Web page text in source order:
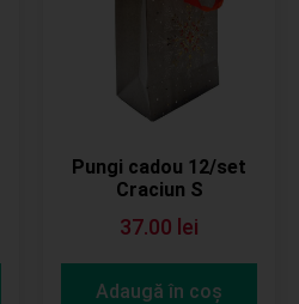
Pungi cadou 12/set
Craciun S
37.00 lei
Adaugă în coș